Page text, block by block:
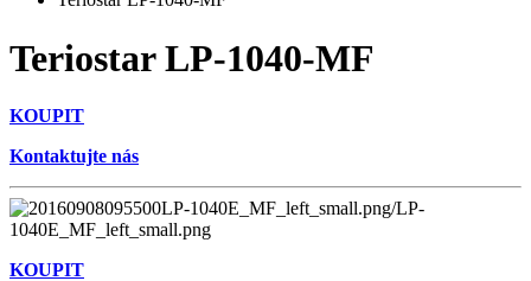
Teriostar LP-1040-MF
KOUPIT
Kontaktujte nás
KOUPIT